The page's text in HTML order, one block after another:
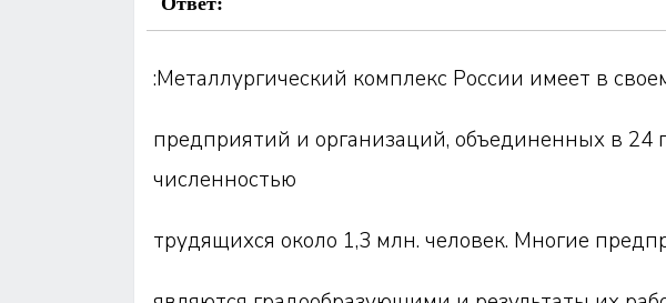
:Металлургический комплекс России имеет в
предприятий и организаций, объединенных в 24
численностью
трудящихся около 1,3 млн. человек. Многие